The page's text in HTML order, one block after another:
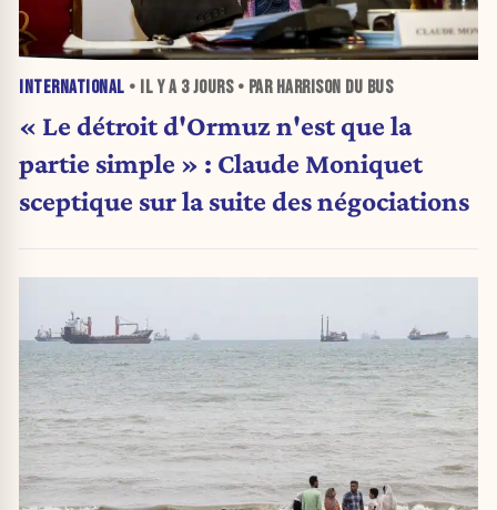
INTERNATIONAL • IL Y A 3 JOURS• PAR HARRISON DU BUS
« Le détroit d'Ormuz n'est que la
partie simple » : Claude Moniquet
sceptique sur la suite des négociations